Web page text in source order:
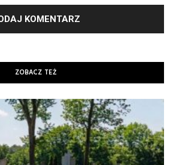
ZOBACZ TEŻ